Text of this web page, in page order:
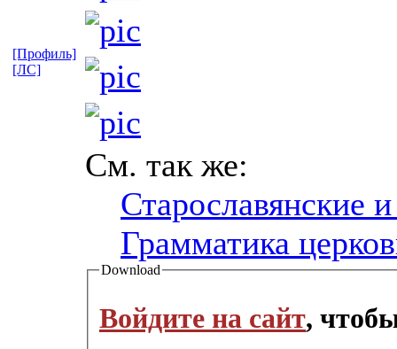
См. так же:
Старославянские
Грамматика
Download
Войдите на сайт,
[Профиль]
[ЛС]